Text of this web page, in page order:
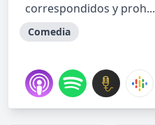
correspondidos y proh...
Comedia